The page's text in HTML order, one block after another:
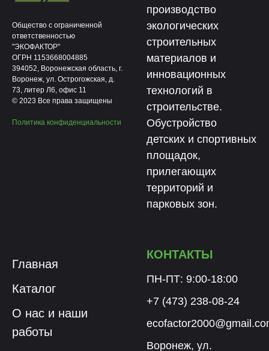
Общество с ограниченной
ответственностью
"ЭКОФАКТОР"
ОГРН 1153668004885
394052, Воронежская область, г.
Воронеж, ул. Острогожская, д.
73, литер Л6, офис 11
© 2023 Все права защищены
Политика конфиденциальности
производство
экологических
строительных
материалов и
инновационных
технологий в
строительстве.
Обустройство
детских и спортивных
площадок,
прилегающих
территорий и
парковых зон.
Главная
Каталог
О нас и наши
работы
КОНТАКТЫ
ПН-ПТ: 9:00-18:00
+7 (473) 238-08-24
Воронеж, ул.